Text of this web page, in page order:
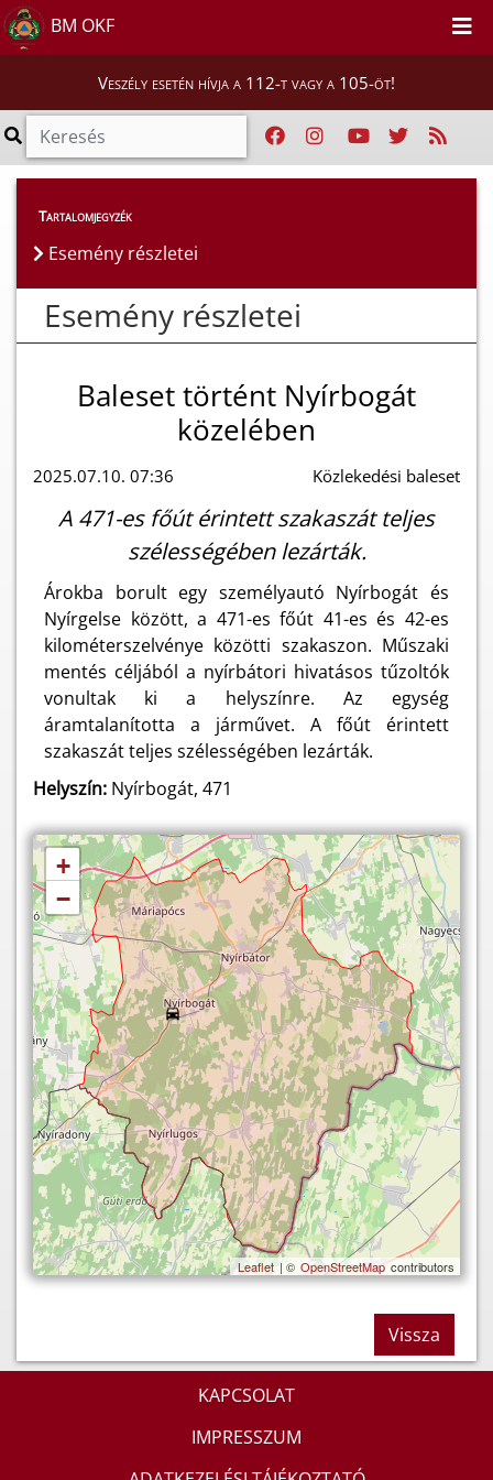
BM OKF
Veszély esetén hívja a 112-t vagy a 105-öt!
Esemény részletei
Tartalomjegyzék
Esemény részletei
Esemény részletei
Baleset történt Nyírbogát
közelében
2025.07.10. 07:36 Közlekedési baleset
A 471-es főút érintett szakaszát teljes
szélességében lezárták.
Árokba borult egy személyautó Nyírbogát és
Nyírgelse között, a 471-es főút 41-es és 42-es
kilométerszelvénye közötti szakaszon. Műszaki
mentés céljából a nyírbátori hivatásos tűzoltók
vonultak ki a helyszínre. Az egység
áramtalanította a járművet. A főút érintett
szakaszát teljes szélességében lezárták.
Helyszín: Nyírbogát, 471
+
−
Leaflet | © OpenStreetMapcontributors
Vissza
KAPCSOLAT
IMPRESSZUM